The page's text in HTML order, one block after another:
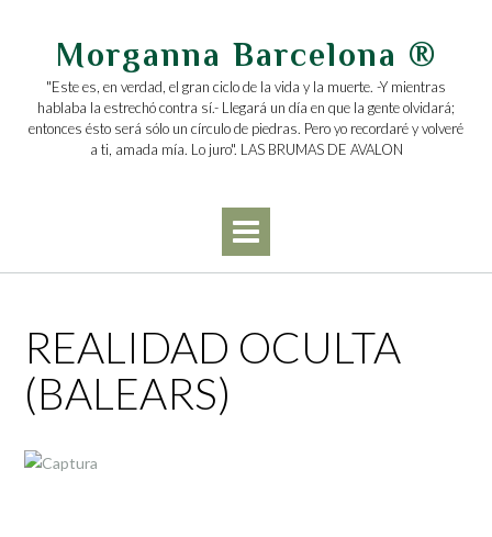
contenidoMorganna Barcelona ®
"Este es, en verdad, el gran ciclo de la vida y la muerte. -Y mientras
hablaba la estrechó contra sí.- Llegará un día en que la gente olvidará;
entonces ésto será sólo un círculo de piedras. Pero yo recordaré y volveré
a ti, amada mía. Lo juro". LAS BRUMAS DE AVALON
REALIDAD OCULTA
(BALEARS)